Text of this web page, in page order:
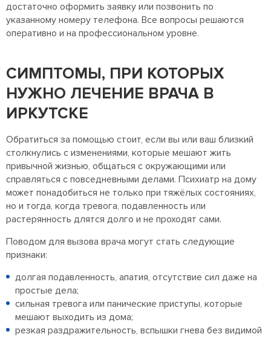
достаточно оформить заявку или позвонить по
указанному номеру телефона. Все вопросы решаются
оперативно и на профессиональном уровне.
СИМПТОМЫ, ПРИ КОТОРЫХ
НУЖНО ЛЕЧЕНИЕ ВРАЧА В
ИРКУТСКЕ
Обратиться за помощью стоит, если вы или ваш близкий
столкнулись с изменениями, которые мешают жить
привычной жизнью, общаться с окружающими или
справляться с повседневными делами. Психиатр на дому
может понадобиться не только при тяжёлых состояниях,
но и тогда, когда тревога, подавленность или
растерянность длятся долго и не проходят сами.
Поводом для вызова врача могут стать следующие
признаки:
долгая подавленность, апатия, отсутствие сил даже на
простые дела;
сильная тревога или панические приступы, которые
мешают выходить из дома;
резкая раздражительность, вспышки гнева без видимой